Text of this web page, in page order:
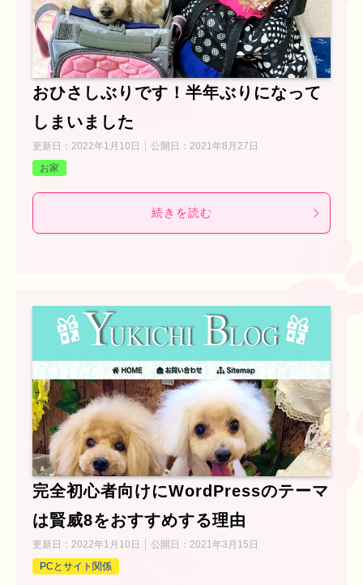
おひさしぶりです！半年ぶりになって
しまいました
更新日： 2022年1月10日 公開日： 2021年8月27日
お家
続きを読む
完全初心者向けにWordPressのテーマ
は賢威8をおすすめする理由
更新日： 2022年1月10日 公開日： 2021年3月15日
PCとサイト関係